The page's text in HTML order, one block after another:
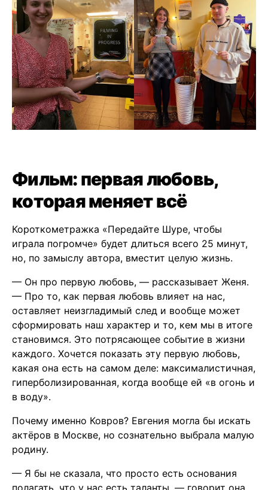
Фильм: первая любовь,
которая меняет всё
Короткометражка «Передайте Шуре, чтобы
играла погромче» будет длиться всего 25 минут,
но, по замыслу автора, вместит целую жизнь.
— Он про первую любовь, — рассказывает Женя.
— Про то, как первая любовь влияет на нас,
оставляет неизгладимый след и вообще может
сформировать наш характер и то, кем мы в итоге
становимся. Это потрясающее событие в жизни
каждого. Хочется показать эту первую любовь,
какая она есть на самом деле: максималистичная,
гиперболизированная, когда вообще ей «в огонь и
в воду».
Почему именно Ковров? Евгения могла бы искать
актёров в Москве, но сознательно выбрала малую
родину.
— Я бы не сказала, что просто есть основания